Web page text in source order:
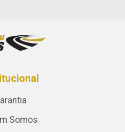
Somos